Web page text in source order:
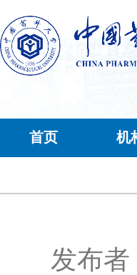
首页 机
发布者